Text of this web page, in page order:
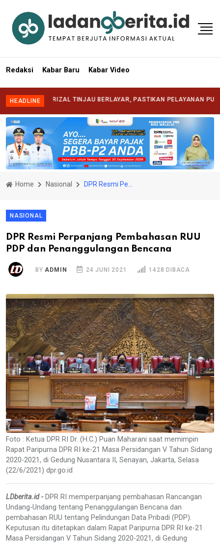
Redaksi Kabar Baru Kabar Video
HEADLINE
SYAFRIZAL TINJAU BERLAYAR, PASTIKAN PELAYANAN PUBLIK
Home Nasional
NASIONAL
DPR Resmi Perpanjang Pembahasan RUU
PDP dan Penanggulangan Bencana
BY ADMIN 24 JUNI 2021 1428 DIBACA
Foto : Ketua DPR RI Dr. (H.C.) Puan Maharani saat memimpin
Rapat Paripurna DPR RI ke-21 Masa Persidangan V Tahun Sidang
2020-2021, di Gedung Nusantara II, Senayan, Jakarta, Selasa
(22/6/2021) dpr.go.id
LDberita.id -DPR RI memperpanjang pembahasan Rancangan
Undang-Undang tentang Penanggulangan Bencana dan
pembahasan RUU tentang Pelindungan Data Pribadi (PDP).
Keputusan itu ditetapkan dalam Rapat Paripurna DPR RI ke-21
Masa Persidangan V Tahun Sidang 2020-2021, di Gedung